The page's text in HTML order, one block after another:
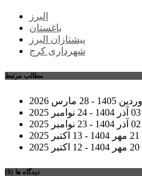
البرز
باغستان
پیشتازان البرز
شهرداری کرج
مطالب مرتبط
03 آذر 1404 - 24 نوامبر 2025
02 آذر 1404 - 23 نوامبر 2025
21 مهر 1404 - 13 اکتبر 2025
20 مهر 1404 - 12 اکتبر 2025
دیدگاه ها (0)